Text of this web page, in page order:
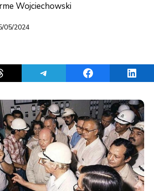
Wojciechowski
05/2024
Share on ThreadsShare on TelegramShare on Facebook